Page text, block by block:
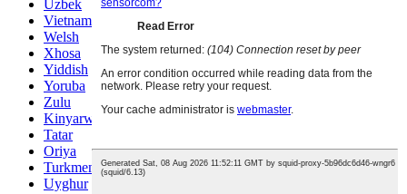
Uzbek
Vietnamese
Welsh
Xhosa
Yiddish
Yoruba
Zulu
Kinyarwanda
Tatar
Oriya
Turkmen
Uyghur